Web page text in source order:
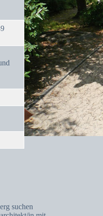
suchen